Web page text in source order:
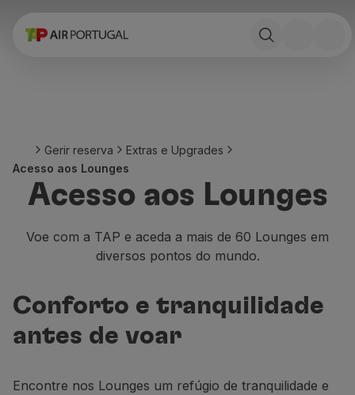
Reservar
Stopover
Informações de viagem
Bagagem
Viajar com animais
Bebés e crianças
A bordo
Voar em Business
Voar em Economy Prime
Refeições a bordo
Gerir reserva
Extras e Upgrades
Acesso aos Lounges
Acesso aos Lounges
Voe com a TAP e aceda a mais de 60 Lounges em
diversos pontos do mundo.
Conforto e tranquilidade
antes de voar
Encontre nos Lounges um refúgio de tranquilidade e